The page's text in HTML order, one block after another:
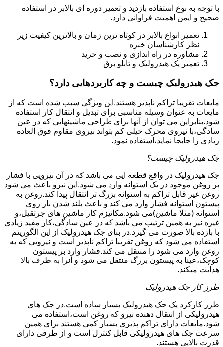
با توجه به نوع استفاده بازدید و تعمیر دوره ای بالابر در استفاده
صحیح و ایمن اهمیت فراوانی دارد.
تعمیر انواع بالابر در کوتاه ترین زمان و بالاترین کیفیت زیر
نظر کارشناسان خبره
مشاوره در راه اندازی و نصب و خرید
تعمیر پک هیدرولیک و تابلو برق
جک هیدرولیک چیست و چه کاربردهایی دارد؟
مایعات تقریبا تراکم ناپذیر هستند.این ویژگی سبب شده است که از
مایعات به عنوان وسیله مناسبی برای تبدیل و انتقال کار استفاده
شود.بنابراین می توان از آنها برای طراحی ماشینهایی که در عین
سادگی،با نیروی محرک خیلی کم بتواند نیروی مقاوم فوق العاده
زیادی را جابجا نماید،استفاده نمود.
جک هیدرولیک چیست؟
جک هیدرولیک در واقع قطعه ایی می باشد که در آن نیرویی با فشار
بر روغن موجود در یک استوانه وارد می شود.این نیرو باعث می شود
روغن غیر قابل تراکم به استوانه بزرگ تر انتقال پیدا کند.روغن به
پیستون استوانه فشار وارد می کند و باعث بلند شدن بار روی
استوانه (مثلا ماشین)می شود.مکانیزم کار ماشین های جرثقیل،و
غیره نیز به همین ترتیب می باشد که در عین سادگی،کار مفید زیادی
با بازده بالا صورت می گیرد.در بنای جک هیدرولیک از این الگوریتم
استفاده می شود که روغن تقریبا تراکم ناپذیر است و نیرویی که به
روغن وارد می شود را منتقل می کند.فشار وارد بر پیستون
کوچک،عینا به پیستون بزرگ منتقل می شود و آنرا به طرف بالا
هدایت میکند.
طرز کار جک هیدرولیک
طرز کارکرد یک جک هیدرولیک بسیار ساده است.در جک های
هیدرولیکی از انتقال دهنده نیرو که روغن است،استفاده می
شود.مایعات دارای تراکم پذیری بسیار کمی هستند برای همین
سرعت جک های هیدرولیکی قابل کنترل است و از طرفی دارای
قدرت بالایی هستند.